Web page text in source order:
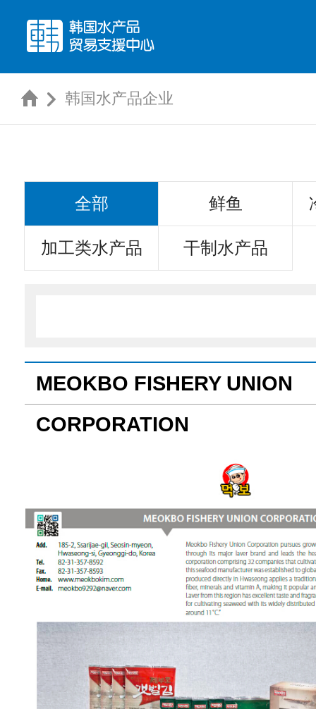
韩国水产品企业
全部 鲜鱼
加工类水产品 干制水产品
MEOKBO FISHERY UNION
CORPORATION